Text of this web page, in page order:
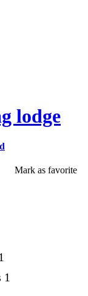
lodge
Mark as favorite
1